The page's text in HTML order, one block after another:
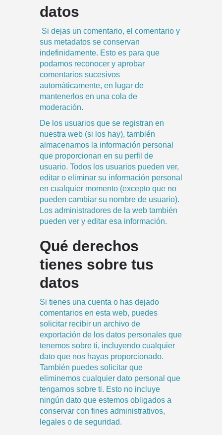
datos
Si dejas un comentario, el comentario y
sus metadatos se conservan
indefinidamente. Esto es para que
podamos reconocer y aprobar
comentarios sucesivos
automáticamente, en lugar de
mantenerlos en una cola de
moderación.
De los usuarios que se registran en
nuestra web (si los hay), también
almacenamos la información personal
que proporcionan en su perfil de
usuario. Todos los usuarios pueden ver,
editar o eliminar su información personal
en cualquier momento (excepto que no
pueden cambiar su nombre de usuario).
Los administradores de la web también
pueden ver y editar esa información.
Qué derechos
tienes sobre tus
datos
Si tienes una cuenta o has dejado
comentarios en esta web, puedes
solicitar recibir un archivo de
exportación de los datos personales que
tenemos sobre ti, incluyendo cualquier
dato que nos hayas proporcionado.
También puedes solicitar que
eliminemos cualquier dato personal que
tengamos sobre ti. Esto no incluye
ningún dato que estemos obligados a
conservar con fines administrativos,
legales o de seguridad.